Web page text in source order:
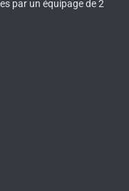
par un équipage de 2